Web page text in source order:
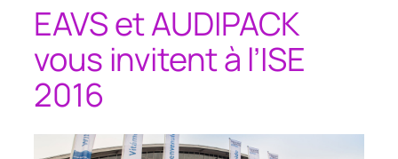
EAVS et AUDIPACK
vous invitent à l’ISE
2016